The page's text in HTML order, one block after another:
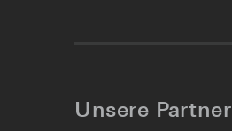
Unsere Partner